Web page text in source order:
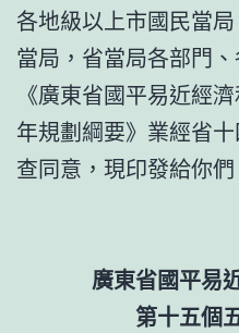
各地級以上市國民當
當局，省當局各部門、
《廣東省國平易近經
年規劃綱要》業經省
查同意，現印發給你
廣東省國平易
第十五個